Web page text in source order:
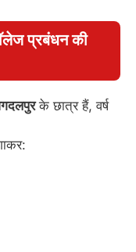
प्रबंधन की
के छात्र हैं, वर्ष